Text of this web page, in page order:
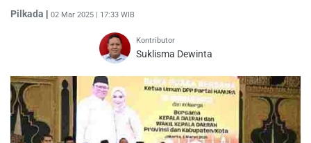
Pilkada | 02 Mar 2025 | 17:33 WIB
Kontributor
Suklisma Dewinta